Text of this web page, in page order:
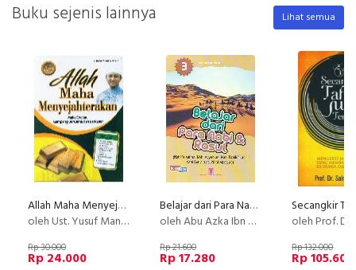
Buku sejenis lainnya Lihat semua
Allah Maha Menyejahterakan Maka Engkau Gampang Berusaha Dan Berkarier Bk
oleh Ust. Yusuf Mansur
Rp 30.000
Rp 24.000
Belajar dari Para Nabi & Rasul 3
oleh Abu Azka Ibn Abbas
Rp 21.600
Rp 17.280
oleh Prof. Dr. H.
Rp 132.000
Rp 105.600